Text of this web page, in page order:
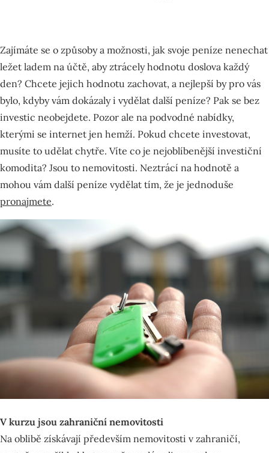
Zajímáte se o způsoby a možnosti, jak svoje peníze nenechat
ležet ladem na účtě, aby ztrácely hodnotu doslova každý
den? Chcete jejich hodnotu zachovat, a nejlepší by pro vás
bylo, kdyby vám dokázaly i vydělat další peníze? Pak se bez
investic neobejdete. Pozor ale na podvodné nabídky,
kterými se internet jen hemží. Pokud chcete investovat,
musíte to udělat chytře. Víte co je nejoblíbenější investiční
komodita? Jsou to nemovitosti. Neztrácí na hodnotě a
mohou vám další peníze vydělat tím, že je jednoduše
pronajmete.
V kurzu jsou zahraniční nemovitosti
Na oblibě získávají především nemovitosti v zahraničí,